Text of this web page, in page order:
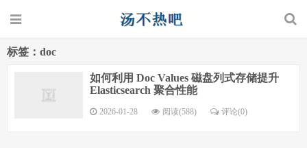
标签：doc
如何利用 Doc Values 磁盘列式存储提升
Elasticsearch 聚合性能
2026-01-28 阅读(588) 评论(0)